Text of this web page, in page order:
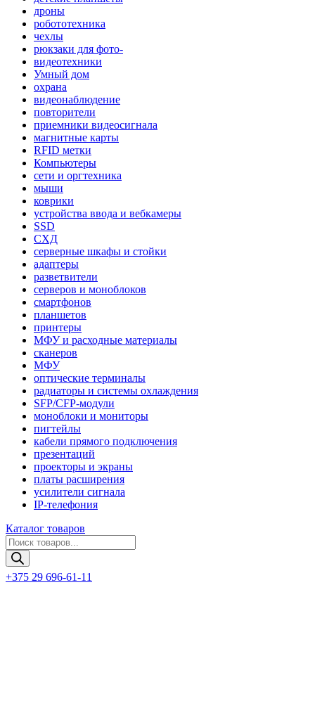
дроны
робототехника
чехлы
рюкзаки для фото-
видеотехники
Умный дом
охрана
видеонаблюдение
повторители
приемники видеосигнала
магнитные карты
RFID метки
Компьютеры
сети и оргтехника
мыши
коврики
устройства ввода и вебкамеры
SSD
СХД
серверные шкафы и стойки
адаптеры
разветвители
серверов и моноблоков
смартфонов
планшетов
принтеры
МФУ и расходные материалы
сканеров
МФУ
оптические терминалы
радиаторы и системы охлаждения
SFP/CFP-модули
моноблоки и мониторы
пигтейлы
кабели прямого подключения
презентаций
проекторы и экраны
платы расширения
усилители сигнала
IP-телефония
Каталог товаров
Поиск
товаров
+375 29 696-61-11